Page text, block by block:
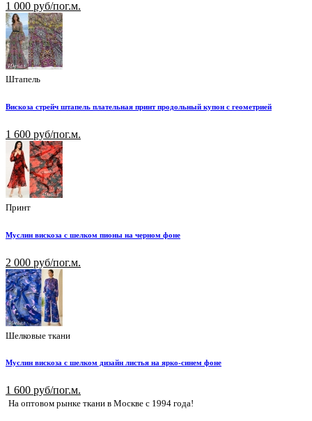
1 000 руб/пог.м.
Штапель
Вискоза стрейч штапель плательная принт продольный купон с геометрией
1 600 руб/пог.м.
Принт
Муслин вискоза с шелком пионы на черном фоне
2 000 руб/пог.м.
Шелковые ткани
Муслин вискоза с шелком дизайн листья на ярко-синем фоне
1 600 руб/пог.м.
На оптовом рынке ткани в Москве с 1994 года!